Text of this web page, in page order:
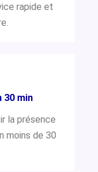
rapide et
30 min
la présence
moins de 30